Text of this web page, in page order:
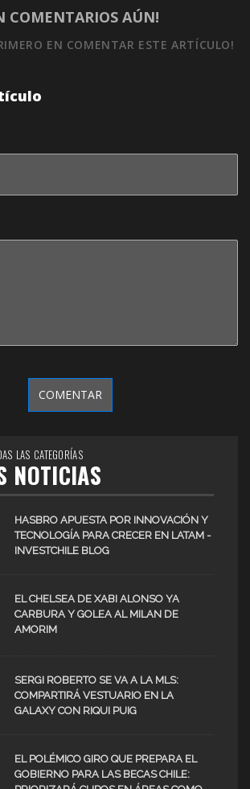
COMENTARIOS AÚN!
EN COMENTAR ESTE ARTÍCULO!
LAS CATEGORÍAS
NOTICIAS
HASBRO APUESTA POR INNOVACIÓN Y
TECNOLOGÍA PARA CRECER EN LATAM -
INVESTCHILE BLOG
EL CHELSEA DE XABI ALONSO YA
CARBURA Y GOLEA AL MILAN DE
AMORIM
SERGI ROBERTO SE VA A LA MLS:
COMPARTIRÁ VESTUARIO EN LA
GALAXY CON RIQUI PUIG
EL POLÉMICO GIRO QUE PREPARA EL
GOBIERNO PARA LAS BECAS CHILE: